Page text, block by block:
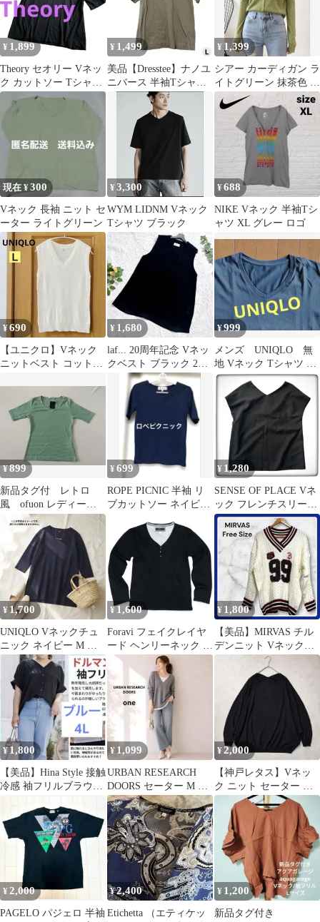
¥ 1,899
Theory セオリー Vネッ
ク カットソー Tシャツ
黒 S ゆったり⁠ 美品
¥ 1,499
美品【Dresstee】ナノユ
ニバース 半袖Tシャツ
L カーキブラウン
¥ 1,399
シアー カーディガン ラ
イトグリーン 抹茶色 薄
手 Vネック リブ 韓国
現在 ¥300
Vネック 長袖 ニット セ
ーター ライトグリーン
¥3,300
WYM LIDNM Vネック
Tシャツ ブラック
¥688
NIKE Vネック 半袖Tシ
ャツ XL グレー ロゴ
¥690
【ユニクロ】Vネック
ニットベスト コットン
¥ 1,680
laf... 20周年記念 Vネッ
クベスト ブラック 2S
日本製手洗い可
¥999
メンズ UNIQLO 無
地 Vネック Tシャツ モ
スグリーン
¥899
新品タグ付 レトロ
風 ofuon レディース
半袖 ボーダー Tシャツ
9号
¥699
ROPE PICNIC 半袖 リ
ブカットソー ネイビー
¥ 1,280
SENSE OF PLACE Vネ
ック フレンチスリーブ
ブラウス ブラック 黒
¥1,700
UNIQLO Vネックチュ
ニック ネイビー M 美
品
¥1,600
Foravi フェイクレイヤ
ード ヘンリーネック リ
ブロンT M
¥ 1,800
【美品】MIRVAS チル
デンニット Vネックセ
ーター ケーブル編み F
¥1,800
【美品】Hina Style 接触
冷感 袖フリルブラウス
¥ 1,099
URBAN RESEARCH
DOORS セーター M レ
ディース Vネック
¥2,000
【神戸レタス】Vネッ
ク ニット セーター ド
ルマンスリーブ ブラッ
ク 長袖
¥2,000
PAGELO パジェロ 半袖
¥2,400
Etichetta （エティケッ
¥ 1,200
新品タグ付き